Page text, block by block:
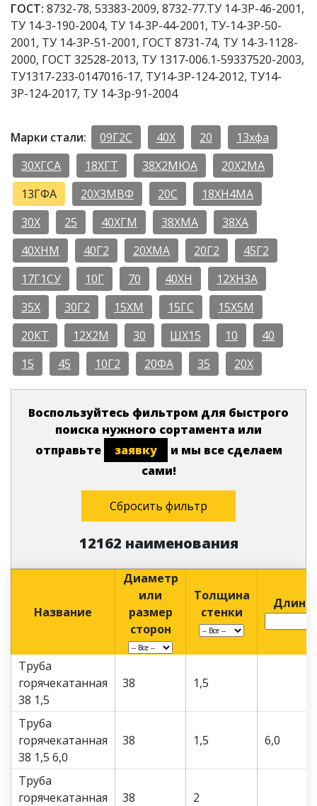
ГОСТ: 8732-78, 53383-2009, 8732-77.ТУ 14-3Р-46-2001,
ТУ 14-3-190-2004, ТУ 14-3Р-44-2001, ТУ-14-3Р-50-
2001, ТУ 14-3Р-51-2001, ГОСТ 8731-74, ТУ 14-3-1128-
2000, ГОСТ 32528-2013, ТУ 1317-006.1-59337520-2003,
ТУ1317-233-0147016-17, ТУ14-3Р-124-2012, ТУ14-
3Р-124-2017, ТУ 14-3р-91-2004
Марки стали: 09Г2С 40Х 20
13хфа
30ХГСА
18ХГТ 38Х2МЮА
20Х2МА
13ГФА
20Х3МВФ 20С
18ХН4МА
30Х
25 40ХГМ 38ХМА
38ХА
40ХНМ
40Г2 20ХМА 20Г2
45Г2
17Г1СУ
10Г 70 40ХН
12ХН3А
35Х
30Г2 15ХМ 15ГС
15Х5М
20КТ
12Х2М 30 ШХ15 10
40
15
45 10Г2 20ФА 35 20Х
Воспользуйтесь фильтром для быстрого
поиска нужного сортамента или
отправьте
заявку
и мы все сделаем
сами!
Сбросить фильтр
12162 наименования
Название
Диаметр
или
размер
сторон
Толщина
стенки
Длина
Труба
горячекатанная
38 1,5
38 1,5
Труба
горячекатанная
38 1,5 6,0
38 1,5 6,0
Труба
горячекатанная
38 2